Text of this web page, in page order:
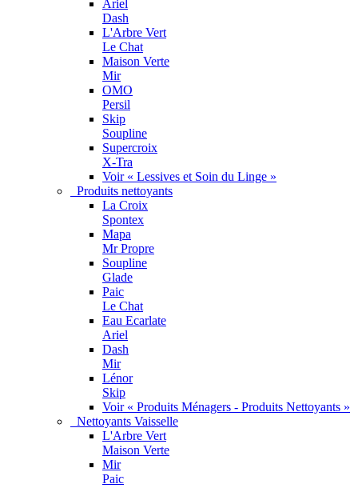
Ariel
Dash
L'Arbre Vert
Le Chat
Maison Verte
Mir
OMO
Persil
Skip
Soupline
Supercroix
X-Tra
Voir « Lessives et Soin du Linge »
Produits nettoyants
La Croix
Spontex
Mapa
Mr Propre
Soupline
Glade
Paic
Le Chat
Eau Ecarlate
Ariel
Dash
Mir
Lénor
Skip
Voir « Produits Ménagers - Produits Nettoyants »
Nettoyants Vaisselle
L'Arbre Vert
Maison Verte
Mir
Paic